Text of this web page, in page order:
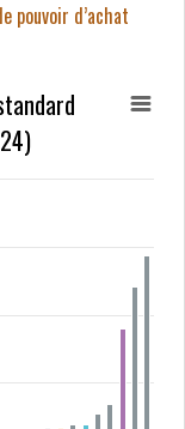
pouvoir d’achat